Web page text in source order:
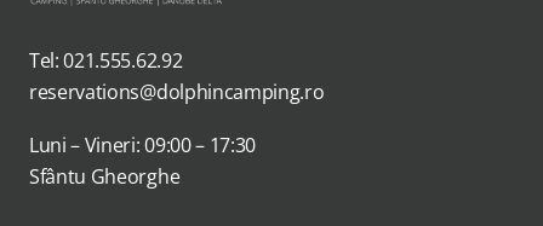
Tel: 021.555.62.92
reservations@dolphincamping.ro
Luni – Vineri: 09:00 – 17:30
Sfântu Gheorghe